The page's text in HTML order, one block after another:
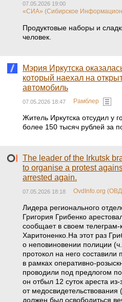
07.05.2026 19:00
«СИА» (Сибирское
Продуктовые наборы и
человек.
Мэрия Иркутска
который наехал на
автомобиль
07.05.2026 18:47 Рамблер
Житель Иркутска отсудил у
более 150 тысяч рублей за
The leader of the Irkutsk
to organise a protest
arrested again.
07.05.2026 18:18 OvdInfo.org
Лидера регионального
Григория Грибенко
сообщает в своем телеграм-
Харитоненко.На этот раз
о неповиновении полиции
протокол на него составили
в рамках оперативно-
проводили под предлогом
он отбыл 12 суток ареста из-
от
должен был освободиться